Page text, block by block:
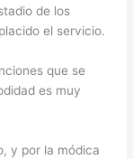
de los
el servicio.
que se
es muy
y por la módica